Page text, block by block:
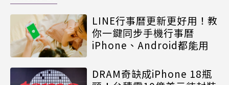
LINE行事曆更新更好用！教
你一鍵同步手機行事曆
iPhone、Android都能用
DRAM奇缺成iPhone 18瓶